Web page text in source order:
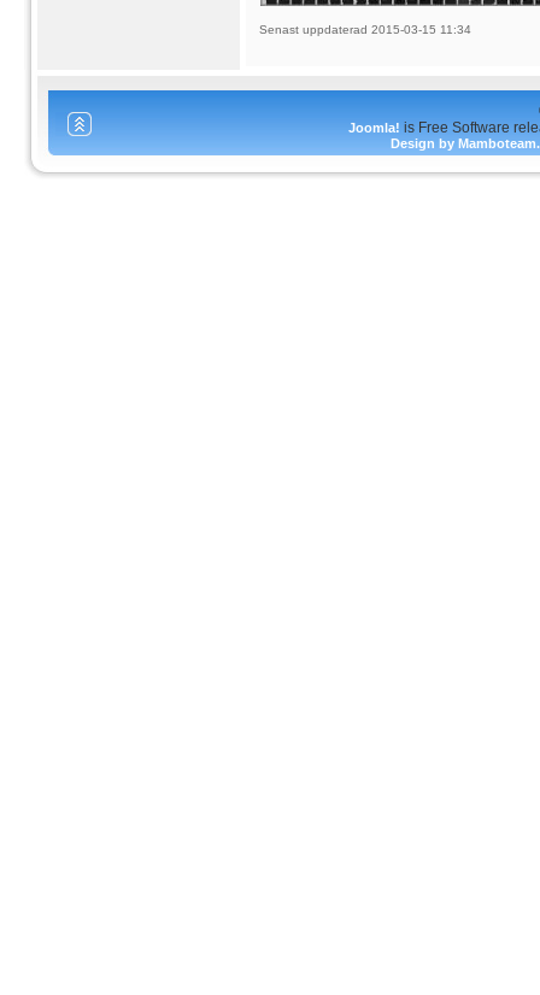
Senast uppdaterad 2015-03-15 11:34
Joomla! is Free Software
Design by